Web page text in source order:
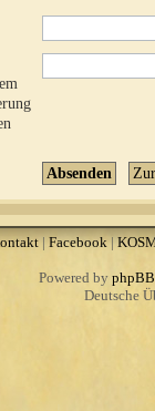
| Facebook |
Powered by phpBB
Deutsche